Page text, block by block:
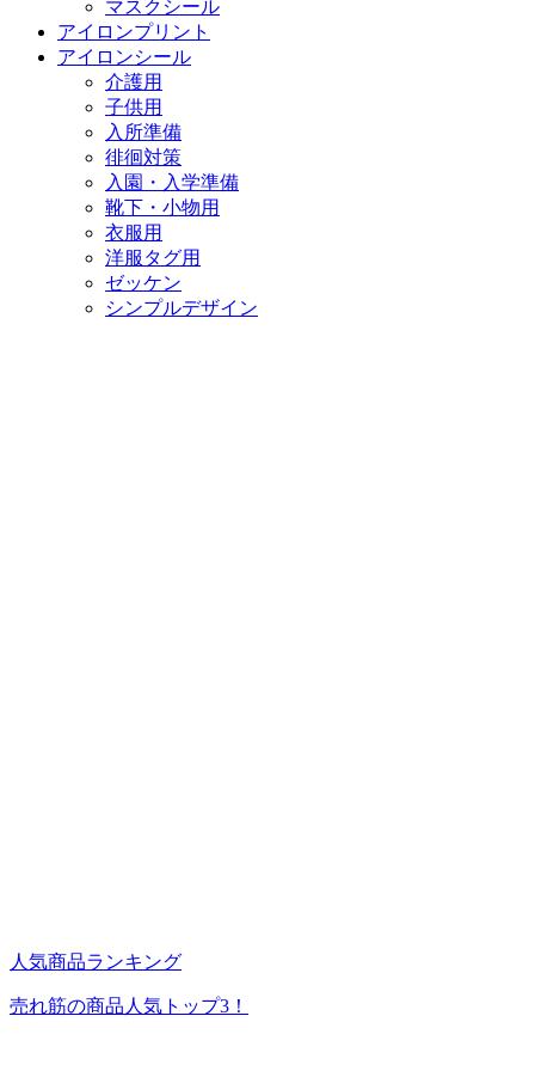
マスクシール
アイロンプリント
アイロンシール
介護用
子供用
入所準備
徘徊対策
入園・入学準備
靴下・小物用
衣服用
洋服タグ用
ゼッケン
シンプルデザイン
人気商品ランキング
売れ筋の商品人気トップ3！